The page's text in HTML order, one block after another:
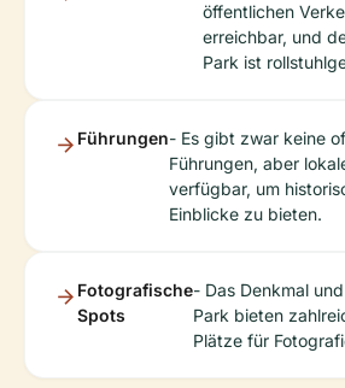
öffentlichen
erreichbar, und
Park ist
Führungen- Es gibt zwar keine
Führungen, aber
verfügbar, um
Einblicke zu bieten.
Fotografische
Spots
- Das Denkmal
Park bieten
Plätze für